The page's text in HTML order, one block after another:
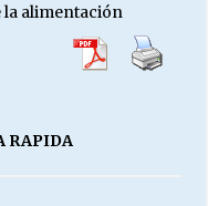
a 135 años. “La
la alimentación
RAPIDA